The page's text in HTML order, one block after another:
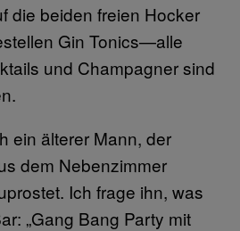
die beiden freien Hocker
Gin Tonics—alle
und Champagner sind
ein älterer Mann, der
dem Nebenzimmer
Ich frage ihn, was
„Gang Bang Party mit